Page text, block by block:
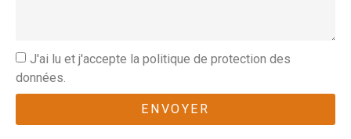
J'ai lu et j'accepte la politique de protection des
données.
ENVOYER